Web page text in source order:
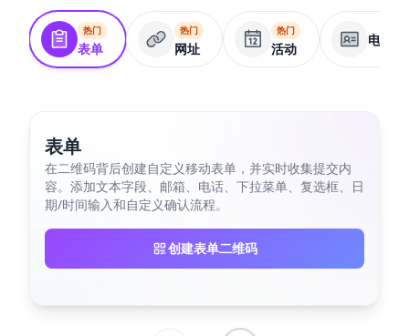
热门
表单
热门
网址
热门
活动
电子
表单
在二维码背后创建自定义移动表单，并实时收集提交内
容。添加文本字段、邮箱、电话、下拉菜单、复选框、日
期/时间输入和自定义确认流程。
创建表单二维码